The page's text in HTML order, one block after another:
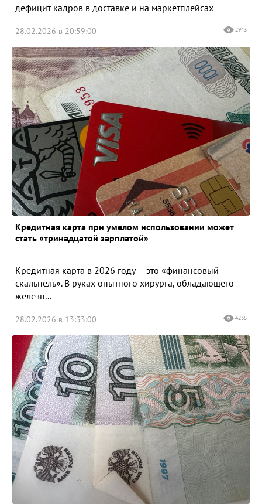
дефицит кадров в доставке и на маркетплейсах
28.02.2026 в 20:59:00 2943
Кредитная карта при умелом использовании может
стать «тринадцатой зарплатой»
Кредитная карта в 2026 году — это «финансовый
скальпель». В руках опытного хирурга, обладающего
железн...
28.02.2026 в 13:33:00 4235